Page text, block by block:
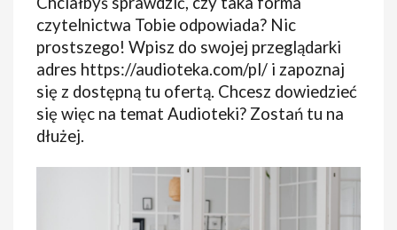
czytelnictwa Tobie odpowiada? Nic
prostszego! Wpisz do swojej przeglądarki
adres https://audioteka.com/pl/ i zapoznaj
się z dostępną tu ofertą. Chcesz dowiedzieć
się więc na temat Audioteki? Zostań tu na
dłużej.